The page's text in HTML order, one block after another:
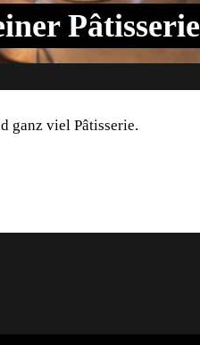
Pâtisserie
ganz viel Pâtisserie.